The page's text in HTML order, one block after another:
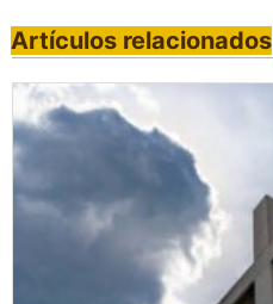
Artículos relacionados